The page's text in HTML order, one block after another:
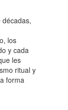
los
y cada
les
ritual y
forma